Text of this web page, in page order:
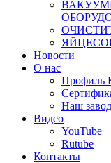
Новости
О нас
Профиль
Наш завод
Видео
YouTube
Rutube
Контакты